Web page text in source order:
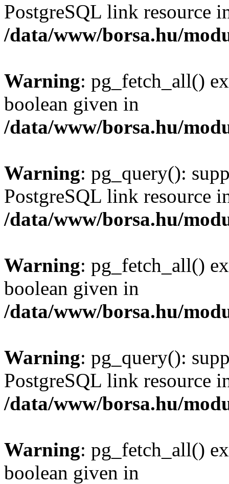
PostgreSQL link resource
/data/www/borsa.hu/
Warning: pg_fetch_all()
boolean given in
/data/www/borsa.hu/
Warning: pg_query():
PostgreSQL link resource
/data/www/borsa.hu/
Warning: pg_fetch_all()
boolean given in
/data/www/borsa.hu/
Warning: pg_query():
PostgreSQL link resource
/data/www/borsa.hu/
Warning: pg_fetch_all()
boolean given in